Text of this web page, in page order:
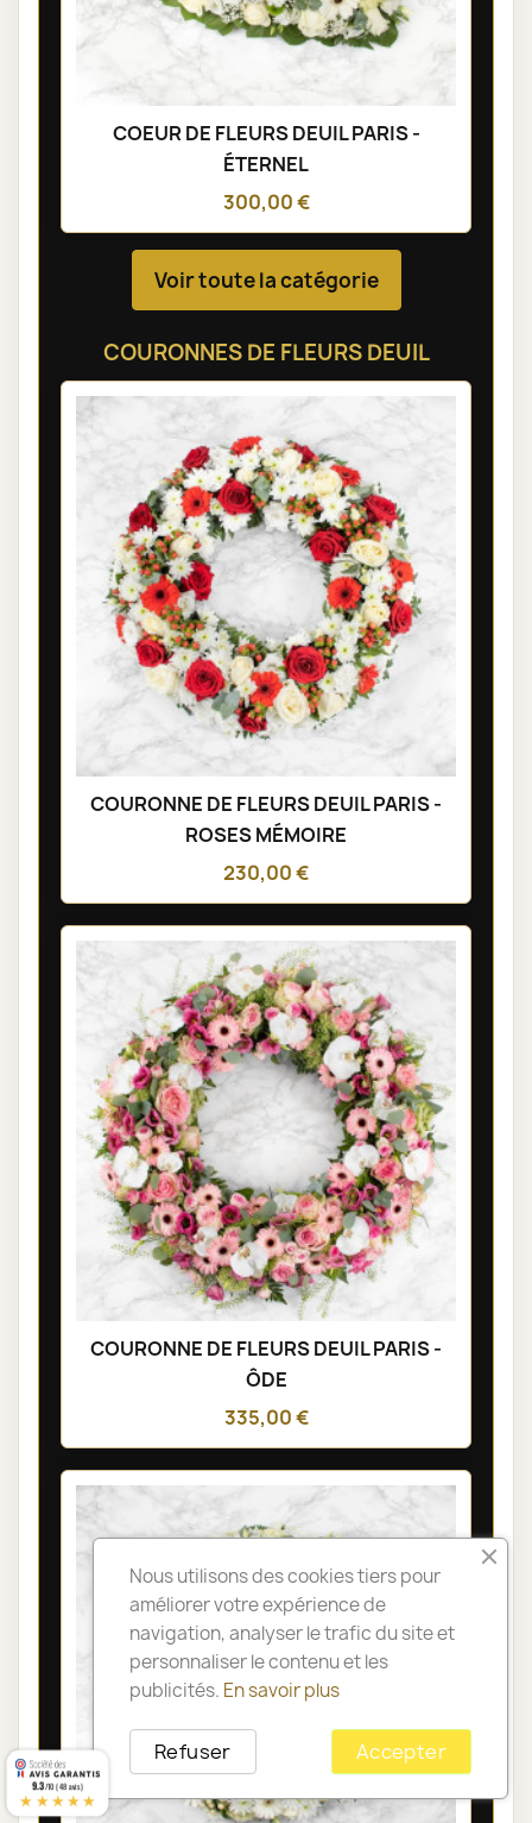
COEUR DE FLEURS DEUIL PARIS -
ÉTERNEL
300,00 €
Voir toute la catégorie
COURONNES DE FLEURS DEUIL
COURONNE DE FLEURS DEUIL PARIS -
ROSES MÉMOIRE
230,00 €
COURONNE DE FLEURS DEUIL PARIS -
ÔDE
335,00 €
Nous utilisons des cookies tiers pour
améliorer votre expérience de
navigation, analyser le trafic du site et
personnaliser le contenu et les
publicités. En savoir plus
Accepter
Refuser
9.3/10 (48 avis)
★★★★★